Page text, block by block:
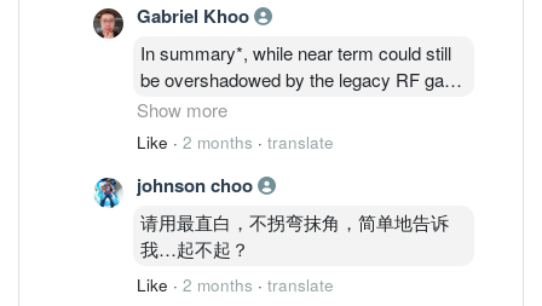
Gabriel Khoo
In summary*, while near term could still
be overshadowed by the legacy RF gap
and FX impact, Photonics/ChipFab drives
step-change growth and margin uplift
design wins into FY27 and FY28. Longer-
term drivers: Advanced packaging +
optical integration position Inari as a
broader AI infrastructure enabler, not just
a handset proxy.
Show more
Like · 2 months · translate
johnson choo
请用最直白，不拐弯抹角，简单地告诉
我…起不起？
Like · 2 months · translate